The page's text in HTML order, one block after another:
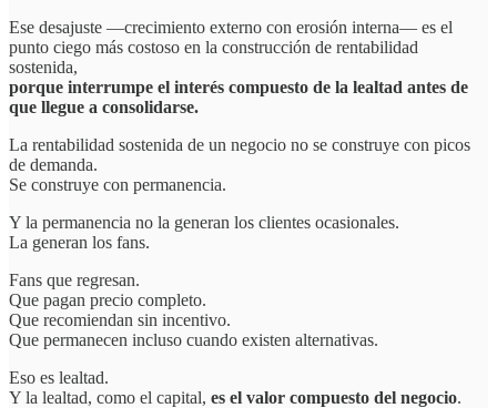
Ese desajuste —crecimiento externo con erosión interna— es el
punto ciego más costoso en la construcción de rentabilidad
sostenida,
porque interrumpe el interés compuesto de la lealtad antes de
que llegue a consolidarse.
La rentabilidad sostenida de un negocio no se construye con picos
de demanda.
Se construye con permanencia.
Y la permanencia no la generan los clientes ocasionales.
La generan los fans.
Fans que regresan.
Que pagan precio completo.
Que recomiendan sin incentivo.
Que permanecen incluso cuando existen alternativas.
Eso es lealtad.
Y la lealtad, como el capital, es el valor compuesto del negocio.